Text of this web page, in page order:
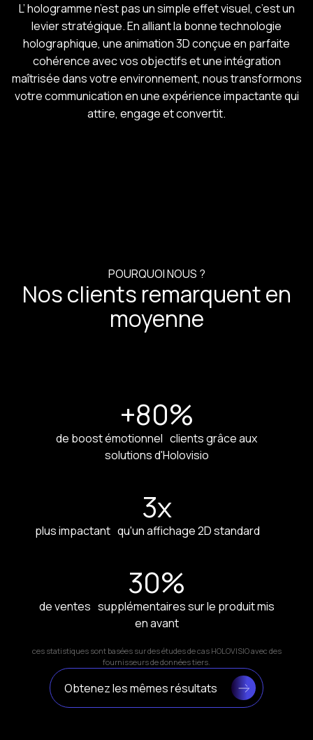
L’ hologramme n’est pas un simple effet visuel, c’est un
levier stratégique. En alliant la bonne technologie
holographique, une animation 3D conçue en parfaite
cohérence avec vos objectifs et une intégration
maîtrisée dans votre environnement, nous transformons
votre communication en une expérience impactante qui
attire, engage et convertit.
POURQUOI NOUS ?
Nos clients remarquent en
moyenne
+80%
de boost émotionnel clients grâce aux
solutions d'Holovisio
3x
plus impactant qu'un affichage 2D standard
30%
de ventes supplémentaires sur le produit mis
en avant
ces statistiques sont basées sur des études de cas HOLOVISIO avec des
fournisseurs de données tiers.
Obtenez les mêmes résultats